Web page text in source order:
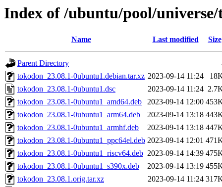
Index of /ubuntu/pool/
Name Last modified Size
Parent Directory
tokodon_23.08.1-0ubuntu1.debian.tar.xz 2023-09-14 11:24
tokodon_23.08.1-0ubuntu1.dsc
2023-09-14 11:24
tokodon_23.08.1-0ubuntu1_amd64.deb
2023-09-14 12:00
tokodon_23.08.1-0ubuntu1_arm64.deb
2023-09-14 13:18
tokodon_23.08.1-0ubuntu1_armhf.deb
2023-09-14 13:18
tokodon_23.08.1-0ubuntu1_ppc64el.deb 2023-09-14 12:01
tokodon_23.08.1-0ubuntu1_riscv64.deb 2023-09-14 14:39
tokodon_23.08.1-0ubuntu1_s390x.deb
2023-09-14 13:19
tokodon_23.08.1.orig.tar.xz
2023-09-14 11:24